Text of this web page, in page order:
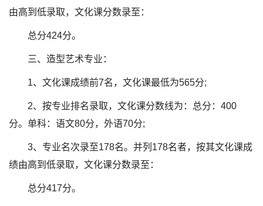
由高到低录取，文化课分数录至：
总分424分。
三、造型艺术专业：
1、文化课成绩前7名，文化课最低为565分;
2、按专业排名录取，文化课分数线为：总分：400
分。单科：语文80分，外语70分;
3、专业名次录至178名。并列178名者，按其文化课成
绩由高到低录取，文化课分数录至：
总分417分。